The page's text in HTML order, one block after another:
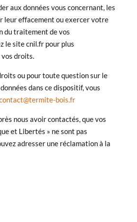
aux données vous concernant, les
leur effacement ou exercer votre
du traitement de vos
le site cnil.fr pour plus
vos droits.
ou pour toute question sur le
dans ce dispositif, vous
bois.fr
nous avoir contactés, que vos
et Libertés » ne sont pas
adresser une réclamation à la